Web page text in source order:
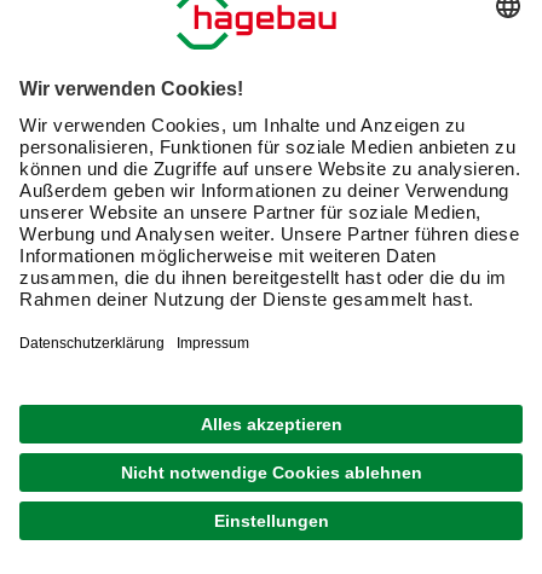
Schmutz auf Arbeitsplatten, Fußböden und sogar auf
Wänden. Doch Vorsicht: Immer auf einer kleinen,
unauffälligen Fläche testen, ob das Material nicht
beschädigt wird.
Glasreiniger besteht in der Regel hauptsächlich aus
Spiritus. Das Ethanol, nichts anderes als reiner Alkohol,
hinterlässt keine Spuren und löst Fett.
Spülmittel kann auch als relativ sanftes Reinigungsmittel
Toilettenreiniger: Diese speziellen Reiniger reinigen und
desinfizieren Toiletten und sind mit Duftstoffen und